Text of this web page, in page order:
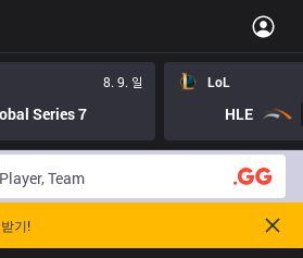
8. 9. 일
Series 7
LoL
HLE
기!